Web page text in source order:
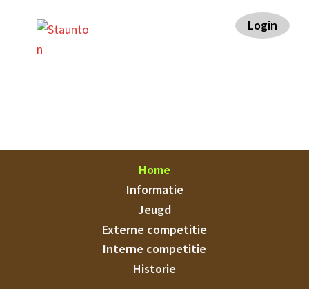
Login
Home
Informatie
Jeugd
Externe competitie
Interne competitie
Historie